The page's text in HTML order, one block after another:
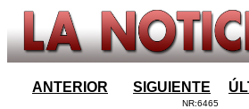
ANTERIOR SIGUIENTE
NR:6465